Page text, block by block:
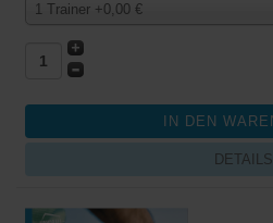
1 Trainer +0,00 €
DETAILS